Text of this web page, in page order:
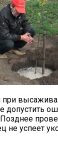
допустить
не успеет